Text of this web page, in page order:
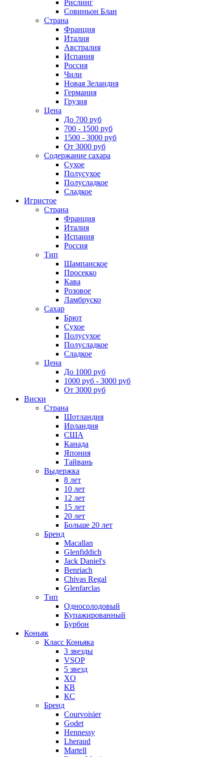
Рислинг
Совиньон Блан
Страна
Франция
Италия
Австралия
Испания
Россия
Чили
Новая Зеландия
Германия
Грузия
Цена
До 700 руб
700 - 1500 руб
1500 - 3000 руб
От 3000 руб
Содержание сахара
Сухое
Полусухое
Полусладкое
Сладкое
Игристое
Страна
Франция
Италия
Испания
Россия
Тип
Шампанское
Просекко
Кава
Розовое
Ламбруско
Сахар
Брют
Сухое
Полусухое
Полусладкое
Сладкое
Цена
До 1000 руб
1000 руб - 3000 руб
От 3000 руб
Виски
Страна
Шотландия
Ирландия
США
Канада
Япония
Тайвань
Выдержка
8 лет
10 лет
12 лет
15 лет
20 лет
Больше 20 лет
Бренд
Macallan
Glenfiddich
Jack Daniel's
Benriach
Chivas Regal
Glenfarclas
Тип
Односолодовый
Купажированный
Бурбон
Коньяк
Класс Коньяка
3 звезды
VSOP
5 звезд
XO
КВ
КС
Бренд
Courvoisier
Godet
Hennessy
Lheraud
Martell